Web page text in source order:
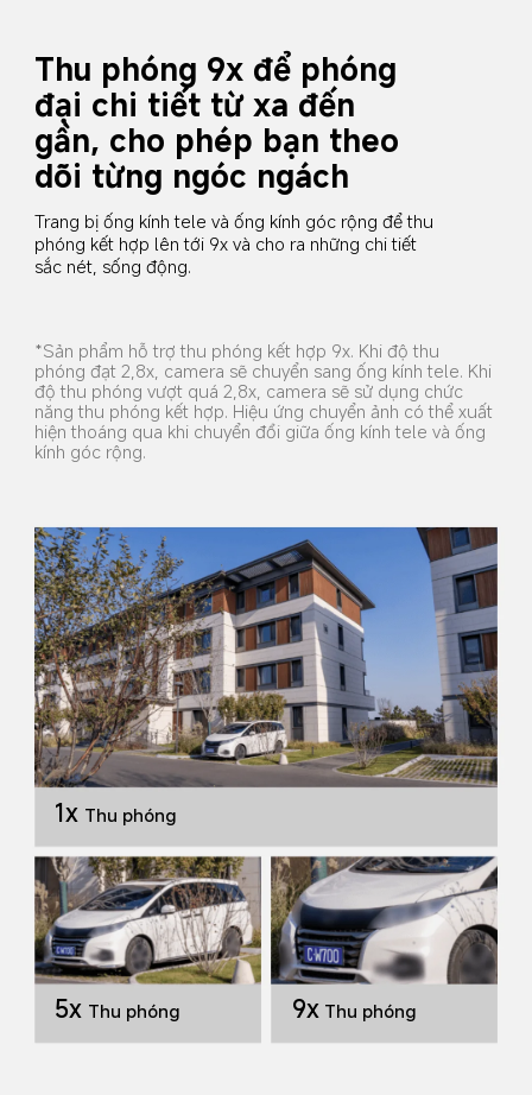
Thu phóng 9x để phóng
đại chi tiết từ xa đến
gần, cho phép bạn theo
dõi từng ngóc ngách
Trang bị ống kính tele và ống kính góc rộng để thu
phóng kết hợp lên tới 9x và cho ra những chi tiết
sắc nét, sống động.
*Sản phẩm hỗ trợ thu phóng kết hợp 9x. Khi độ thu
phóng đạt 2,8x, camera sẽ chuyển sang ống kính tele. Khi
độ thu phóng vượt quá 2,8x, camera sẽ sử dụng chức
năng thu phóng kết hợp. Hiệu ứng chuyển ảnh có thể xuất
hiện thoáng qua khi chuyển đổi giữa ống kính tele và ống
kính góc rộng.
1x Thu phóng
9x Thu phóng
5x Thu phóng